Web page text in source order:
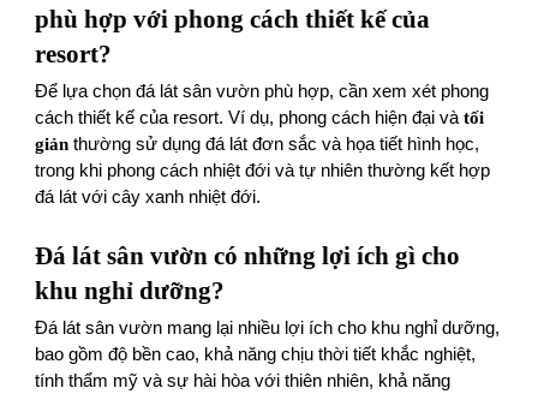
phù hợp với phong cách thiết kế của
resort?
Để lựa chọn đá lát sân vườn phù hợp, cần xem xét phong
cách thiết kế của resort. Ví dụ, phong cách hiện đại vàtối
giản thường sử dụng đá lát đơn sắc và họa tiết hình học,
trong khi phong cách nhiệt đới và tự nhiên thường kết hợp
đá lát với cây xanh nhiệt đới.
Đá lát sân vườn có những lợi ích gì cho
khu nghỉ dưỡng?
Đá lát sân vườn mang lại nhiều lợi ích cho khu nghỉ dưỡng,
bao gồm độ bền cao, khả năng chịu thời tiết khắc nghiệt,
tính thẩm mỹ và sự hài hòa với thiên nhiên, khả năng